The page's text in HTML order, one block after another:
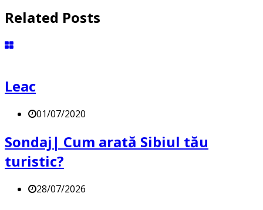
Related Posts
Leac
01/07/2020
Sondaj| Cum arată Sibiul tău
turistic?
28/07/2026